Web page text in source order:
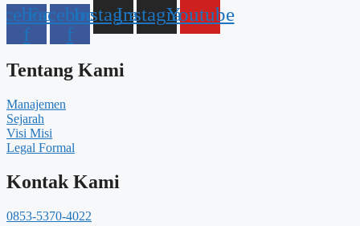
f
Facebook-
f
InstagramInstagramYoutube
Tentang Kami
Manajemen
Sejarah
Visi Misi
Legal Formal
Kontak Kami
0853-5370-4022